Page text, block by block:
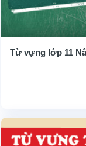
Từ vựng lớp 11